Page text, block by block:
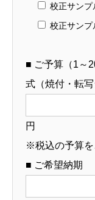
校正サンプ
校正サンプ
■ ご予算（1～
式（焼付・転
円
※税込の予算を
■ ご希望納期